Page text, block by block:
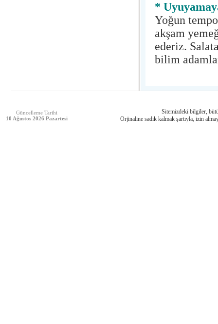
*
Yoğun
akşam
ederiz.
bilim
Güncelleme Tarihi
10 Ağustos 2026 Pazartesi
Sitemizdeki bilgiler,
Orjinaline sadık kalmak şartıyla, izin